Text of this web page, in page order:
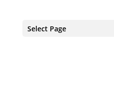
Select Page